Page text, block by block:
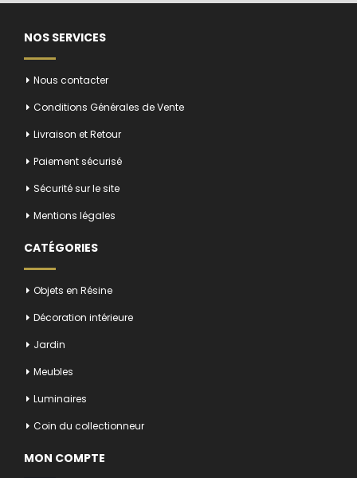
NOS SERVICES
Nous contacter
Conditions Générales de Vente
Livraison et Retour
Paiement sécurisé
Sécurité sur le site
Mentions légales
CATÉGORIES
Objets en Résine
Décoration intérieure
Jardin
Meubles
Luminaires
Coin du collectionneur
MON COMPTE